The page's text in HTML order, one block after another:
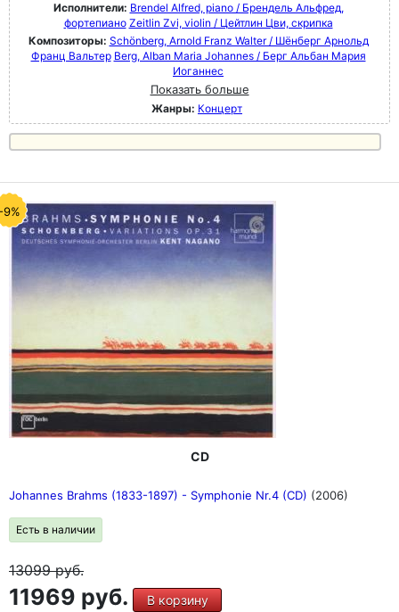
Исполнители: Brendel Alfred, piano / Брендель Альфред,
фортепиано Zeitlin Zvi, violin / Цейтлин Цви, скрипка
Композиторы: Schönberg, Arnold Franz Walter / Шёнберг Арнольд
Франц Вальтер Berg, Alban Maria Johannes / Берг Альбан Мария
Иоганнес
Показать больше
Жанры: Концерт
9%
CD
Johannes Brahms (1833-1897) - Symphonie Nr.4 (CD) (2006)
Есть в наличии
13099руб.
11969 руб. В корзину